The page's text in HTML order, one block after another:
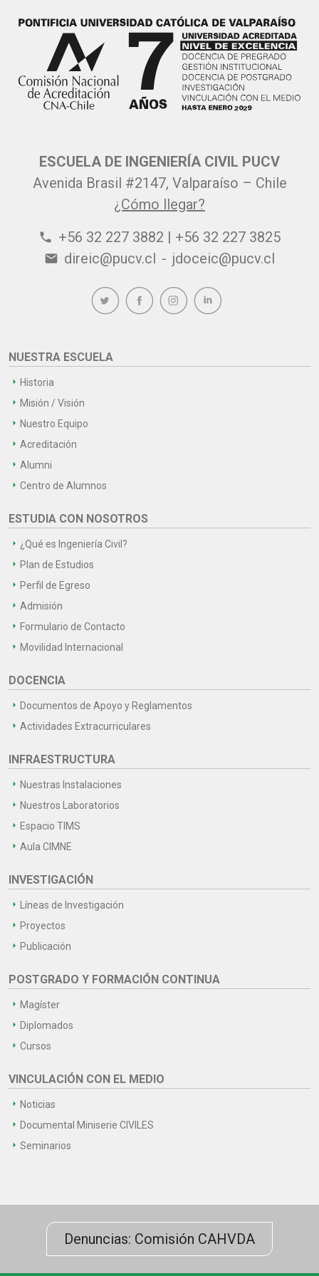
ESCUELA DE INGENIERÍA CIVIL PUCV
Avenida Brasil #2147, Valparaíso – Chile
¿Cómo llegar?
phone +56 32 227 3882 | +56 32 227 3825
email direic@pucv.cl - jdoceic@pucv.cl
NUESTRA ESCUELA
Historia
Misión / Visión
Nuestro Equipo
Acreditación
Alumni
Centro de Alumnos
ESTUDIA CON NOSOTROS
¿Qué es Ingeniería Civil?
Plan de Estudios
Perfil de Egreso
Admisión
Formulario de Contacto
Movilidad Internacional
DOCENCIA
Documentos de Apoyo y Reglamentos
Actividades Extracurriculares
INFRAESTRUCTURA
Nuestras Instalaciones
Nuestros Laboratorios
Espacio TIMS
Aula CIMNE
INVESTIGACIÓN
Líneas de Investigación
Proyectos
Publicación
POSTGRADO Y FORMACIÓN CONTINUA
Magíster
Diplomados
Cursos
VINCULACIÓN CON EL MEDIO
Noticias
Documental Miniserie CIVILES
Seminarios
Denuncias: Comisión CAHVDA